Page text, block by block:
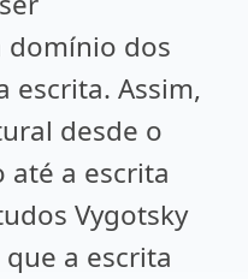
domínio dos
escrita. Assim,
desde o
até a escrita
Vygotsky
a escrita